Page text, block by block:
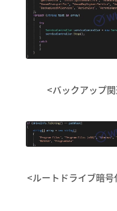
<バックアップ
<ルートドライブ暗